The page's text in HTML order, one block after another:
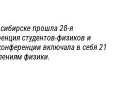
прошла 28-я
студентов-физиков и
включала в себя 21
физики.